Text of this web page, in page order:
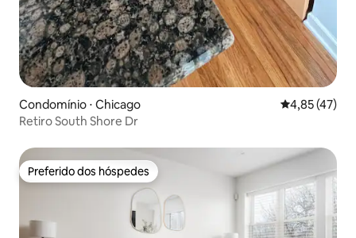
Condomínio ⋅ Chicago 4,85 de uma
4,85 (47)
Retiro South Shore Dr
Preferido dos hóspedes
Preferido dos hóspedes